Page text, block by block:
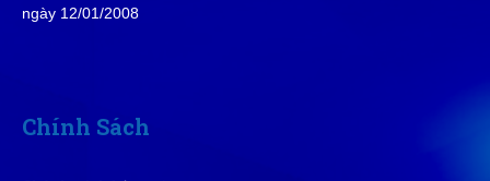
CT
Cẩm Tú
ngày 12/01/2008
Chính Sách